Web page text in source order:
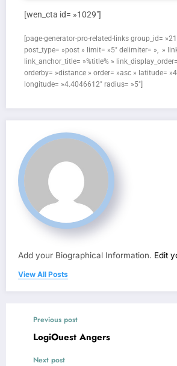
[wen_cta id= »1029″]
[page-generator-pro-related-links group_id=
post_type= »post » limit= »5″ delimiter= », »
link_anchor_title= »%title% »
orderby= »distance » order= »asc » latitude=
longitude= »4.4046612″ radius= »5″]
Add your Biographical Information. Edit
View All Posts
Previous post
LogiOuest Angers
Next post